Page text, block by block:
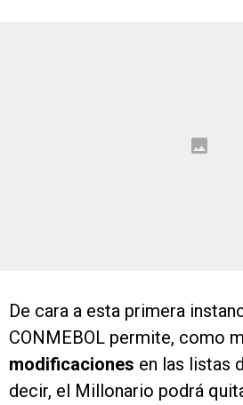
De cara a esta primera
CONMEBOL permite, como
modificaciones en las listas
decir, el Millonario podrá